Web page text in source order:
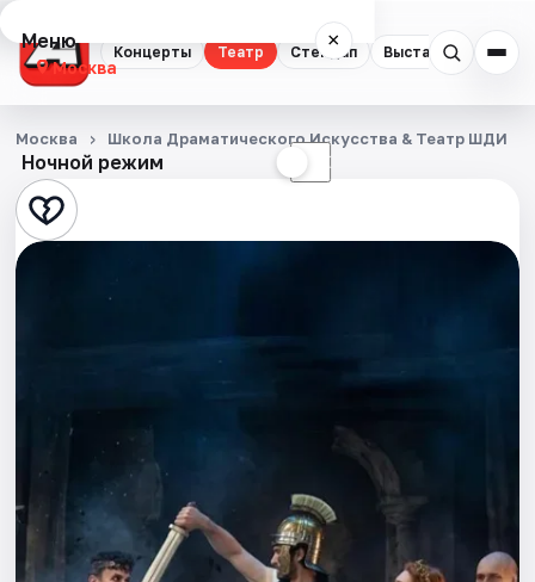
Концерты Театр Стендап Выставки
Меню ×
Москва
Концерты
Театр
Стендап
Выставки
События
Ночной режим ☾
Москва Школа Драматического Искусства & Театр ШДИ